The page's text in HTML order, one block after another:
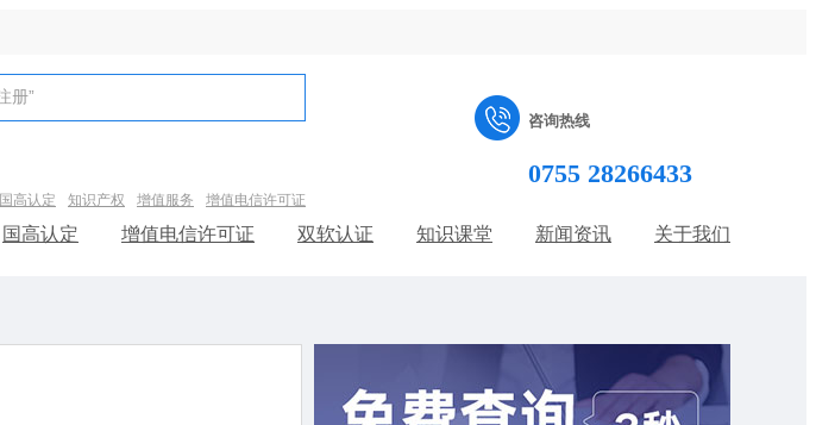
国高认定 知识产权 增值服务 增值电信许可证
咨询热线
0755 28266433
国高认定 增值电信许可证 双软认证 知识课堂 新闻资讯 关于我们